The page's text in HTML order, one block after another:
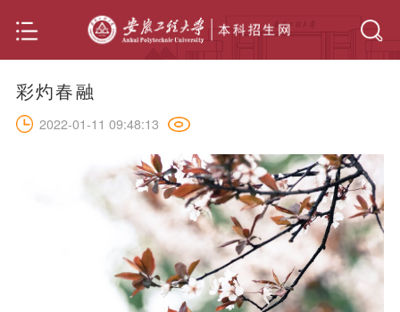
彩灼春融
2022-01-11 09:48:13